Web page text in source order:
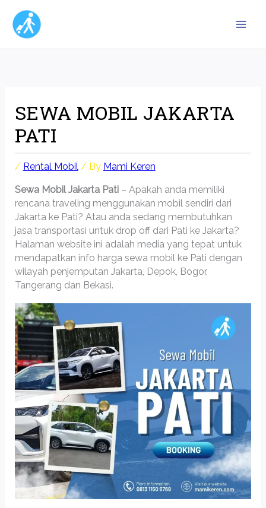
content
SEWA MOBIL JAKARTA
PATI
/ Rental Mobil/ By Mami Keren
Sewa Mobil Jakarta Pati– Apakah anda memiliki
rencana traveling menggunakan mobil sendiri dari
Jakarta ke Pati? Atau anda sedang membutuhkan
jasa transportasi untuk drop off dari Pati ke Jakarta?
Halaman website ini adalah media yang tepat untuk
mendapatkan info harga sewa mobil ke Pati dengan
wilayah penjemputan Jakarta, Depok, Bogor,
Tangerang dan Bekasi.